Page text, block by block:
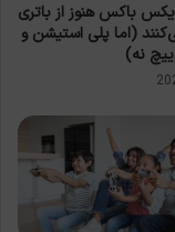
باکس هنوز از باتری
(اما پلی استیشن و
نه)